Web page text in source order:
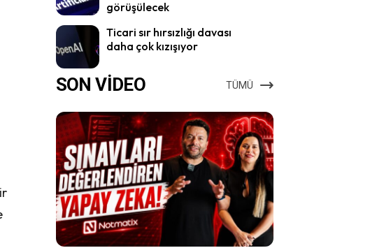
görüşülecek
Ticari sır hırsızlığı davası
daha çok kızışıyor
SON VİDEO TÜMÜ